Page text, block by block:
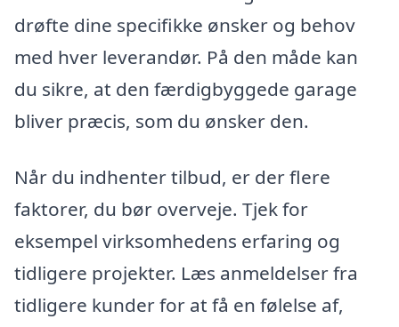
drøfte dine specifikke ønsker og behov
med hver leverandør. På den måde kan
du sikre, at den færdigbyggede garage
bliver præcis, som du ønsker den.
Når du indhenter tilbud, er der flere
faktorer, du bør overveje. Tjek for
eksempel virksomhedens erfaring og
tidligere projekter. Læs anmeldelser fra
tidligere kunder for at få en følelse af,